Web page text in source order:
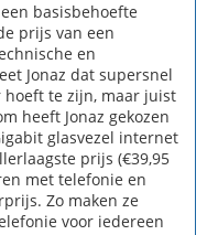
basisbehoefte
prijs van een
en
Jonaz dat supersnel
te zijn, maar juist
heeft Jonaz gekozen
glasvezel internet
prijs (€39,95
met telefonie en
Zo maken ze
voor iedereen